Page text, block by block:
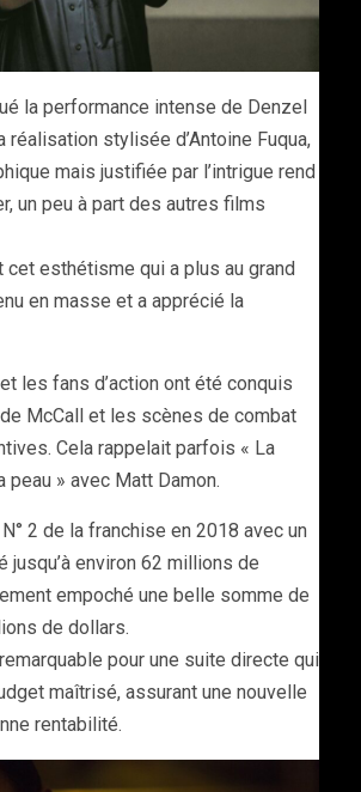
la performance intense de Denzel
réalisation stylisée d’Antoine Fuqua,
mais justifiée par l’intrigue rend
un peu à part des autres films
cet esthétisme qui a plus au grand
en masse et a apprécié la
les fans d’action ont été conquis
McCall et les scènes de combat
Cela rappelait parfois « La
peau » avec Matt Damon.
2 de la franchise en 2018 avec un
jusqu’à environ 62 millions de
empoché une belle somme de
de dollars.
pour une suite directe qui
maîtrisé, assurant une nouvelle
rentabilité.